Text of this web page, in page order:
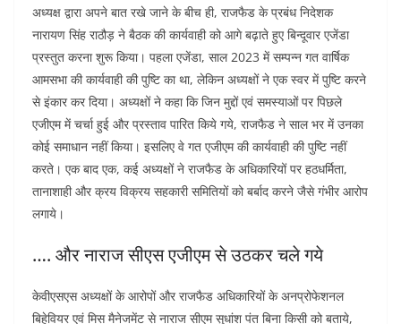
अध्यक्ष द्वारा अपने बात रखे जाने के बीच ही, राजफैड के प्रबंध निदेशक
नारायण सिंह राठौड़ ने बैठक की कार्यवाही को आगे बढ़ाते हुए बिन्दूवार एजेंडा
प्रस्तुत करना शुरू किया। पहला एजेंडा, साल 2023 में सम्पन्न गत वार्षिक
आमसभा की कार्यवाही की पुष्टि का था, लेकिन अध्यक्षों ने एक स्वर में पुष्टि करने
से इंकार कर दिया। अध्यक्षों ने कहा कि जिन मुद्दों एवं समस्याओं पर पिछले
एजीएम में चर्चा हुई और प्रस्ताव पारित किये गये, राजफैड ने साल भर में उनका
कोई समाधान नहीं किया। इसलिए वे गत एजीएम की कार्यवाही की पुष्टि नहीं
करते। एक बाद एक, कई अध्यक्षों ने राजफैड के अधिकारियों पर हठधर्मिता,
तानाशाही और क्रय विक्रय सहकारी समितियों को बर्बाद करने जैसे गंभीर आरोप
लगाये।
…. और नाराज सीएस एजीएम से उठकर चले गये
केवीएसएस अध्यक्षों के आरोपों और राजफैड अधिकारियों के अनप्रोफेशनल
बिहेवियर एवं मिस मैनेजमेंट से नाराज सीएम सुधांश पंत बिना किसी को बताये,